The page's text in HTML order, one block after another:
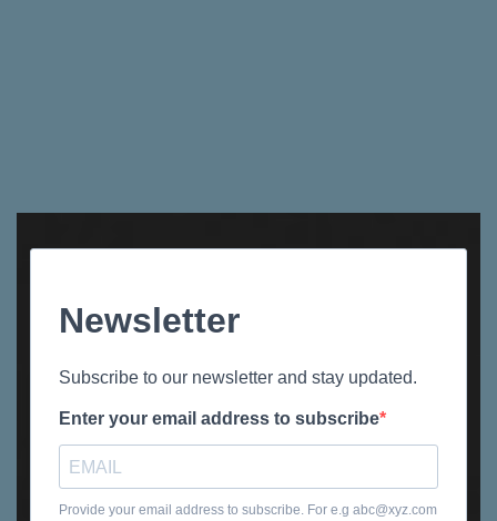
Newsletter
Subscribe to our newsletter and stay updated.
Enter your email address to subscribe
Provide your email address to subscribe. For e.g abc@xyz.com